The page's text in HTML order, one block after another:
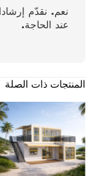
نعم. نقدّم
عند الحاجة.
المنتجات ذات الصلة